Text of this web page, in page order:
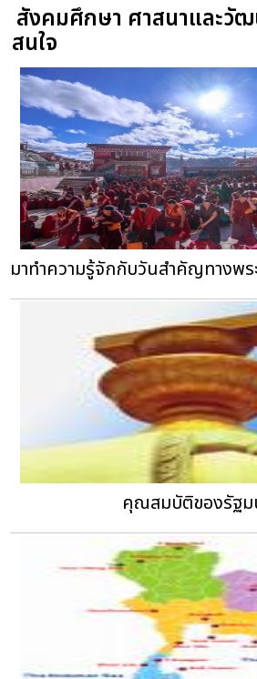
สังคมศึกษา ศาสนาและวั
สนใจ
มาทำความรู้จักกับวันสำคัญทางพ
คุณสมบัติของรัฐ